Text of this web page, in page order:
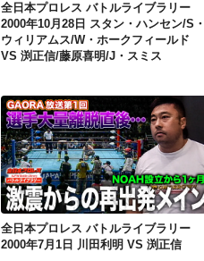
全日本プロレス バトルライブラリー
2000年10月28日 スタン・ハンセン/S・
ウィリアムス/W・ホークフィールド
VS 渕正信/藤原喜明/J・スミス
全日本プロレス バトルライブラリー
2000年7月1日 川田利明 VS 渕正信